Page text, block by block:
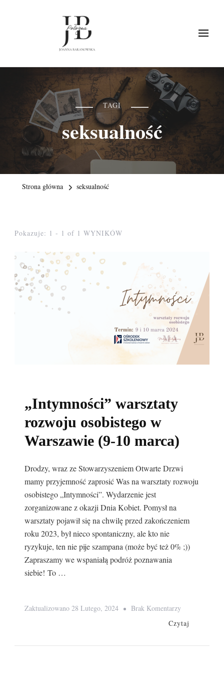
PołożnaBaranowska.pl
TAGI
seksualność
Strona główna seksualność
Pokazuje: 1 - 1 of 1 WYNIKÓW
„Intymności” warsztaty
rozwoju osobistego w
Warszawie (9-10 marca)
Drodzy, wraz ze Stowarzyszeniem Otwarte Drzwi
mamy przyjemność zaprosić Was na warsztaty rozwoju
osobistego „Intymności”. Wydarzenie jest
zorganizowane z okazji Dnia Kobiet. Pomysł na
warsztaty pojawił się na chwilę przed zakończeniem
roku 2023, był nieco spontaniczny, ale kto nie
ryzykuje, ten nie pije szampana (może być też 0% ;))
Zapraszamy we wspaniałą podróż poznawania
siebie! To …
Zaktualizowano 28 Lutego, 2024 Brak KomentarzyDo
„Intymności”
Czytaj